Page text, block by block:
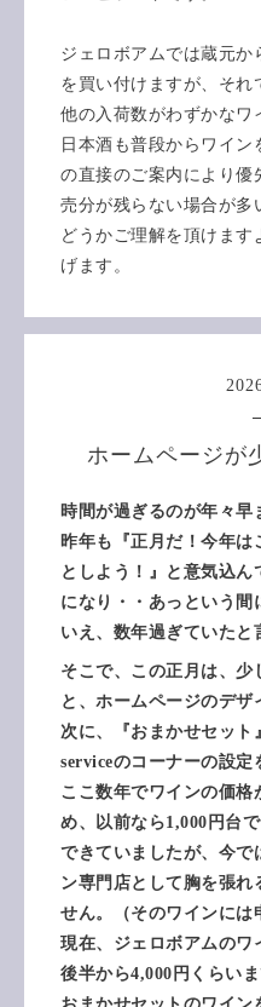
ジェロボアムでは蔵元
を買い付けますが、それ
他の入荷数がわずかなワ
日本酒も普段からワイ
の直接のご案内により優
売分が残らない場合が多
どうかご理解を頂けます
げます。
ホームページが
時間が過ぎるのが年々早
昨年も『正月だ！今年は
としよう！』と意気込ん
になり・・あっという間
いえ、数年過ぎていたと
そこで、この正月は、少
と、ホームページのデザ
次に、『おまかせセッ
serviceのコーナーの設定
ここ数年でワインの価格
め、以前なら1,000円台
できていましたが、今で
ン専門店として胸を張れ
せん。（そのワインには
現在、ジェロボアムのワ
後半から4,000円くらい